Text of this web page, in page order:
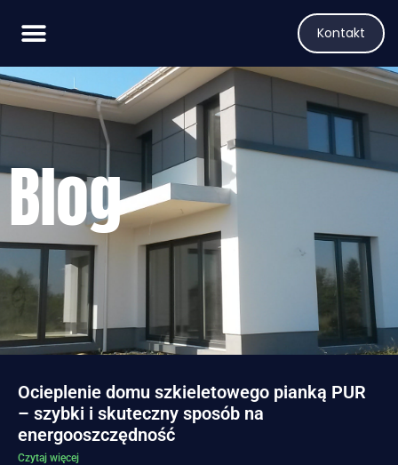
Kontakt
Blog
Ocieplenie domu szkieletowego pianką PUR
– szybki i skuteczny sposób na
energooszczędność
Czytaj więcej